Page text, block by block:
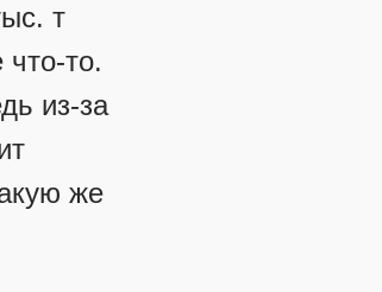
т
что-то.
из-за
же